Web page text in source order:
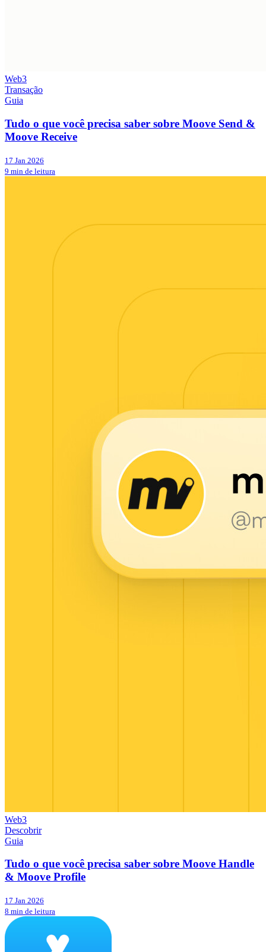
Web3
Transação
Guia
Tudo o que você precisa saber sobre Moove Send &
Moove Receive
17 Jan 2026
9 min de leitura
Web3
Descobrir
Guia
Tudo o que você precisa saber sobre Moove Handle
& Moove Profile
17 Jan 2026
8 min de leitura